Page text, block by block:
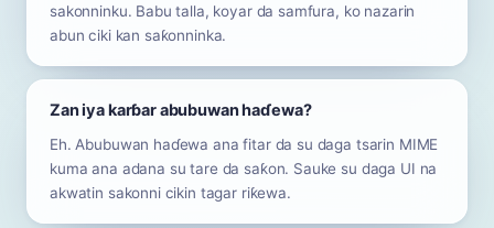
sakonninku. Babu talla, koyar da samfura, ko nazarin
abun ciki kan saƙonninka.
Zan iya karɓar abubuwan haɗewa?
Eh. Abubuwan haɗewa ana fitar da su daga tsarin MIME
kuma ana adana su tare da saƙon. Sauke su daga UI na
akwatin sakonni cikin tagar riƙewa.